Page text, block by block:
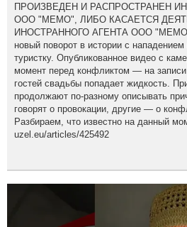
ПРОИЗВЕДЕН И РАСПРОСТРАНЕН
ООО "МЕМО", ЛИБО КАСАЕТСЯ
ИНОСТРАННОГО АГЕНТА ООО "МЕМО".
новый поворот в истории с
туристку. Опубликованное видео с
момент перед конфликтом — на
гостей свадьбы попадает жидкость.
продолжают по-разному описывать
говорят о провокации, другие — о
Разбираем, что известно на данный
uzel.eu/articles/425492